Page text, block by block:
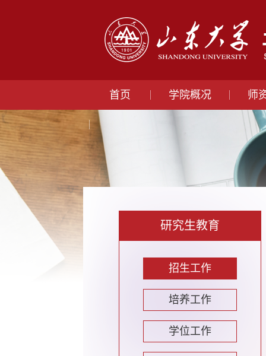
首页 学院概况 师
研究生教育
招生工作
培养工作
学位工作